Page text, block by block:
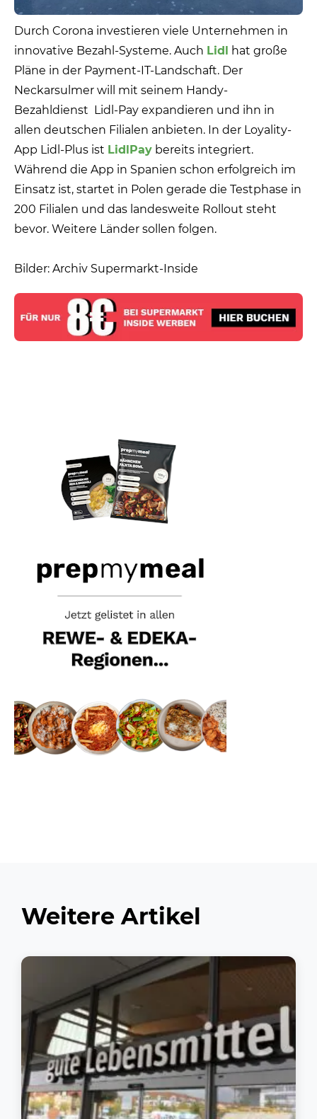
Durch Corona investieren viele Unternehmen in
innovative Bezahl-Systeme. Auch Lidl
hat große
Pläne in der Payment-IT-Landschaft. Der
Neckarsulmer will mit seinem Handy-
Bezahldienst Lidl-Pay expandieren und ihn in
allen deutschen Filialen anbieten. In der Loyality-
App Lidl-Plus ist LidlPay bereits integriert.
Während die App in Spanien schon erfolgreich im
Einsatz ist, startet in Polen gerade die Testphase in
200 Filialen und das landesweite Rollout steht
bevor. Weitere Länder sollen folgen.
Bilder: Archiv Supermarkt-Inside
Weitere Artikel